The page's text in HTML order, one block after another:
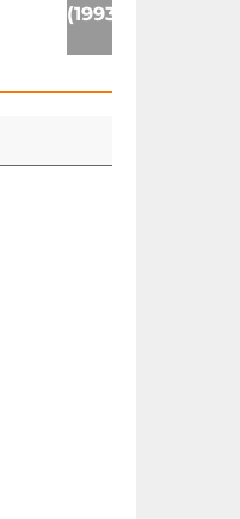
(1993)